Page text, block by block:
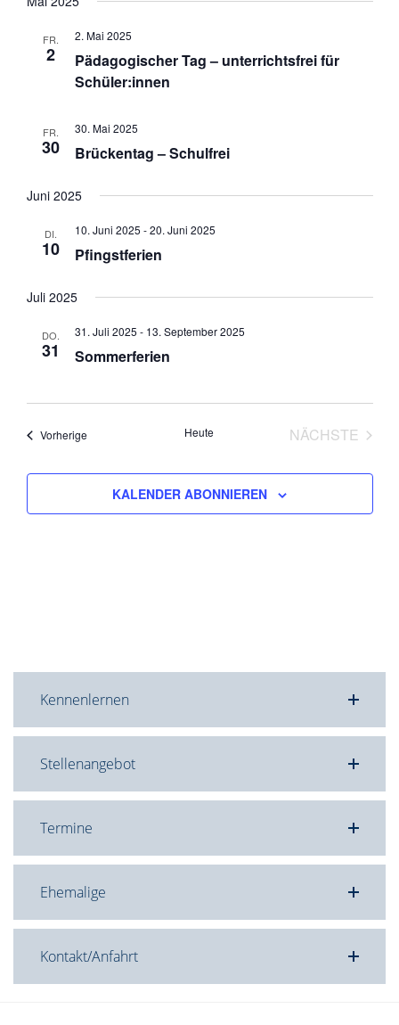
FR.
2
2. Mai 2025
Pädagogischer Tag – unterrichtsfrei für
Schüler:innen
FR.
30
30. Mai 2025
Brückentag – Schulfrei
Juni 2025
DI.
10
10. Juni 2025 -20. Juni 2025
Pfingstferien
Juli 2025
DO.
31
31. Juli 2025 - 13. September 2025
Sommerferien
VorherigeVeranstaltungen Heute
NÄCHSTE
KALENDER ABONNIEREN
Kennenlernen
Stellenangebot
Termine
Ehemalige
Kontakt/Anfahrt